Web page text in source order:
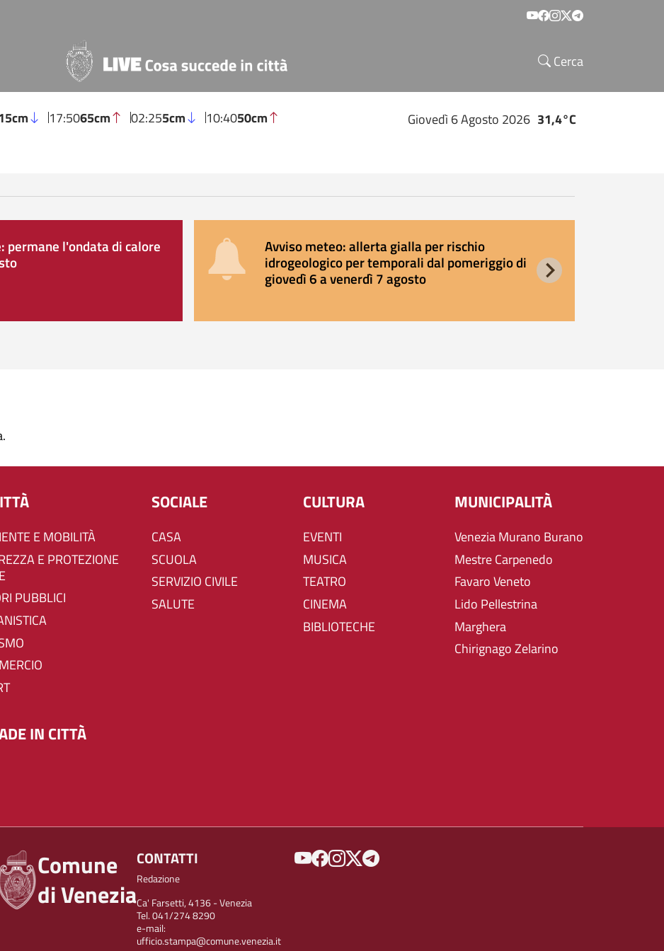
Social menu
Cerca
17:5065cm 02:255cm 10:4050cm Giovedì 6 Agosto 2026 31,4°C
l'ondata di calore Avviso meteo: allerta gialla per rischio
idrogeologico per temporali dal pomeriggio di
giovedì 6 a venerdì 7 agosto
E MOBILITÀ
PUBBLICI
SOCIALE
CASA
SCUOLA
SERVIZIO CIVILE
SALUTE
CULTURA
EVENTI
MUSICA
TEATRO
CINEMA
BIBLIOTECHE
MUNICIPALITÀ
Venezia Murano Burano
Mestre Carpenedo
Favaro Veneto
Lido Pellestrina
Marghera
Chirignago Zelarino
IN CITTÀ
Comune
di Venezia
CONTATTI
Redazione
Ca' Farsetti, 4136 - Venezia
Tel. 041/274 8290
e-mail:
ufficio.stampa@comune.venezia.it
SOCIAL MENU